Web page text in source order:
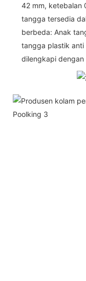
42 mm, ketebalan
tangga tersedia
berbeda: Anak
tangga plastik
dilengkapi